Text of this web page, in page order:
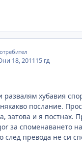
18, 201115 гд
развалям хубавия
някакво послание.
затова и я постнах.
за споменаването
след превода не си